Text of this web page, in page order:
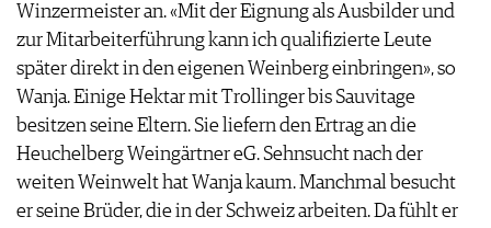
Winzermeister an. «Mit der Eignung als Ausbilder und
zur Mitarbeiterführung kann ich qualifizierte Leute
später direkt in den eigenen Weinberg einbringen», so
Wanja. Einige Hektar mit Trollinger bis Sauvitage
besitzen seine Eltern. Sie liefern den Ertrag an die
Heuchelberg Weingärtner eG. Sehnsucht nach der
weiten Weinwelt hat Wanja kaum. Manchmal besucht
er seine Brüder, die in der Schweiz arbeiten. Da fühlt er